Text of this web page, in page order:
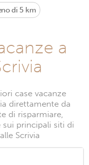
di 5 km
a
case vacanze
direttamente da
di risparmiare,
principali siti di
Scrivia